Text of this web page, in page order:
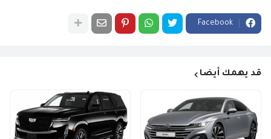
Facebook
قد يهمك أيضا